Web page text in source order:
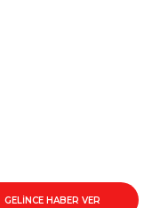
GELİNCE HABER VER